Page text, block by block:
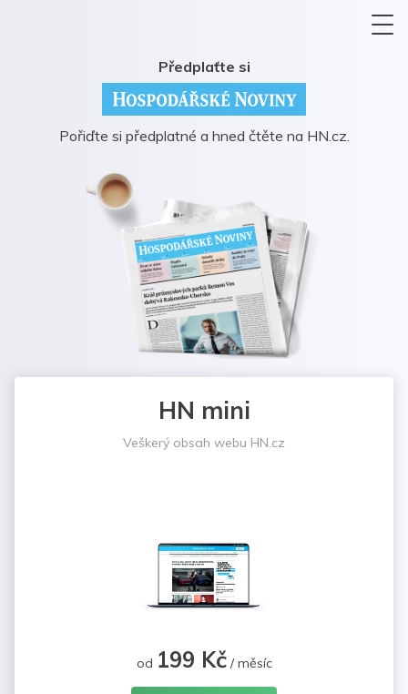
Předplaťte si
Pořiďte si předplatné a hned čtěte na HN.cz.
HN mini
Veškerý obsah webu HN.cz
od 199 Kč/ měsíc